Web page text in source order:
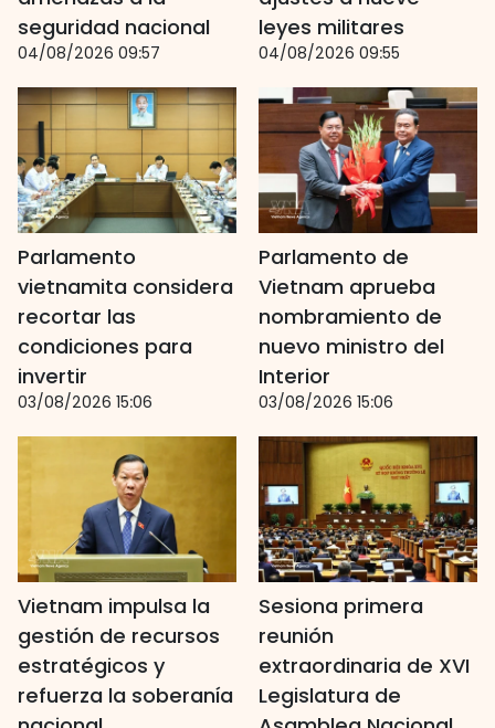
seguridad nacional
04/08/2026 09:57
leyes militares
04/08/2026 09:55
Parlamento
vietnamita considera
recortar las
condiciones para
invertir
03/08/2026 15:06
Parlamento de
Vietnam aprueba
nombramiento de
nuevo ministro del
Interior
03/08/2026 15:06
Vietnam impulsa la
gestión de recursos
estratégicos y
refuerza la soberanía
Sesiona primera
reunión
extraordinaria de XVI
Legislatura de